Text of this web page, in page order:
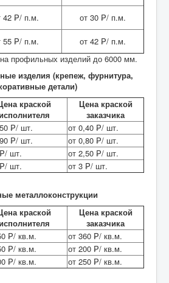
42 ₱/ п.м.
от 30 ₱/ п.м.
55 ₱/ п.м.
от 42 ₱/ п.м.
профильных изделий до 6000 мм.
изделия (крепеж, фурнитура,
детали)
краской
исполнителя
Цена краской
заказчика
₱/ шт.
от 0,40 ₱/ шт.
₱/ шт.
от 0,80 ₱/ шт.
шт.
от 2,50 ₱/ шт.
шт. от 3 ₱/ шт.
металлоконструкции
краской
исполнителя
Цена краской
заказчика
₱/ кв.м.
от 360 ₱/ кв.м.
₱/ кв.м.
от 200 ₱/ кв.м.
₱/ кв.м. от 250 ₱/ кв.м.